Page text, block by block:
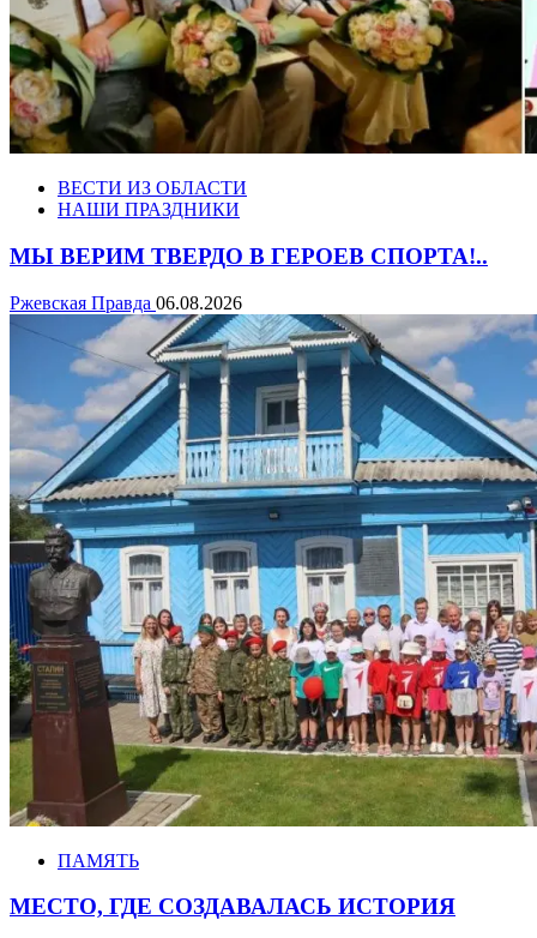
ВЕСТИ ИЗ ОБЛАСТИ
НАШИ ПРАЗДНИКИ
МЫ ВЕРИМ ТВЕРДО В ГЕРОЕВ СПОРТА!..
Ржевская Правда 06.08.2026
ПАМЯТЬ
МЕСТО, ГДЕ СОЗДАВАЛАСЬ ИСТОРИЯ